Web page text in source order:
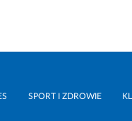
SPORT I ZDROWIE